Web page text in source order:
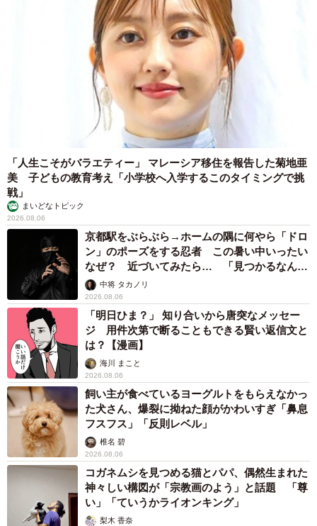
「人生こそがバラエティー」 マレーシア移住を報告した菊地亜
美 子どもの教育考え「小学校へ入学するこのタイミングで挑
戦」
まいどなトピック
2026.08.06
京都駅をぶらぶら→ホームの隅に何やら「ドロ
ン」のポーズをする忍者 この暑い中いったい
なぜ？ 近づいてみたら… 「見つかるなんて
未熟」中将 タカノリ
2026.08.06
「明日ひま？」 知り合いから唐突なメッセー
ジ 用件次第で断ることもできる賢い返信文と
は？【漫画】
海川 まこと
2026.08.06
飼い主が食べているヨーグルトをもらえなかっ
た犬さん、爆裂に拗ねた顔がかわいすぎ「鼻息
フスフス」「反則レベル」
椎名 碧
2026.08.06
コガネムシを見つめる猫とパパ、偶然生まれた
神々しい構図が「宗教画のよう」と話題 「尊
い」「ていうかライオンキング」
梨木 香奈